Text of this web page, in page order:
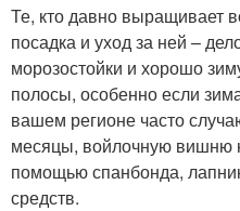
Те, кто давно выращивает
посадка и уход за ней –
морозостойки и хорошо
полосы, особенно если
вашем регионе часто
месяцы, войлочную вишню
помощью спанбонда,
средств.